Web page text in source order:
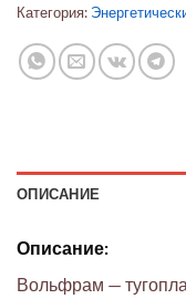
Категория:
ОПИСАНИЕ
Описание:
Вольфрам —